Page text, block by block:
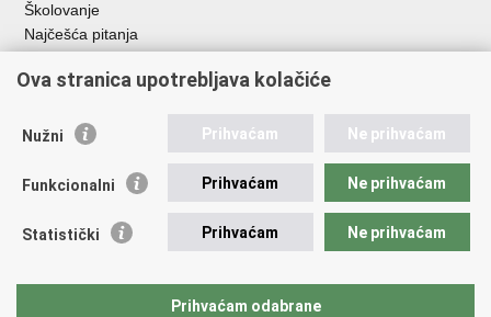
Školovanje
Najčešća pitanja
Važne poveznice
EMN Nacionalna kontaktna točka za Republiku Hrvatsku
Policijska akademija
Zaklada policijske solidarnosti
Udruge
Ova stranica upotrebljava kolačiće
Nužni Prihvaćam Ne prihvaćam
Funkcionalni Prihvaćam Ne prihvaćam
Statistički Prihvaćam Ne prihvaćam
Prihvaćam odabrane